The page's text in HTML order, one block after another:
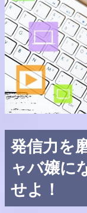
発信力を
ャバ嬢に
せよ！